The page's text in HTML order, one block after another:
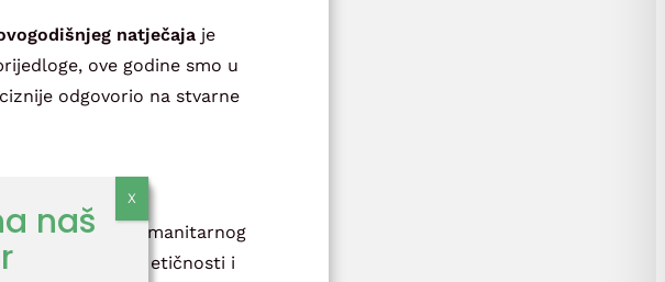
natječaja je
ove godine smo u
odgovorio na stvarne
humanitarnog
promicanja etičnosti i
naš